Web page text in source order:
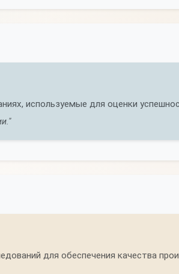
используемые для оценки
для обеспечения качества